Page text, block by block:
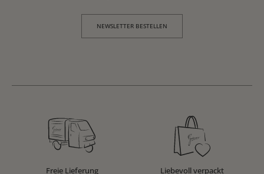
NEWSLETTER BESTELLEN
Freie Lieferung
Liebevoll verpackt